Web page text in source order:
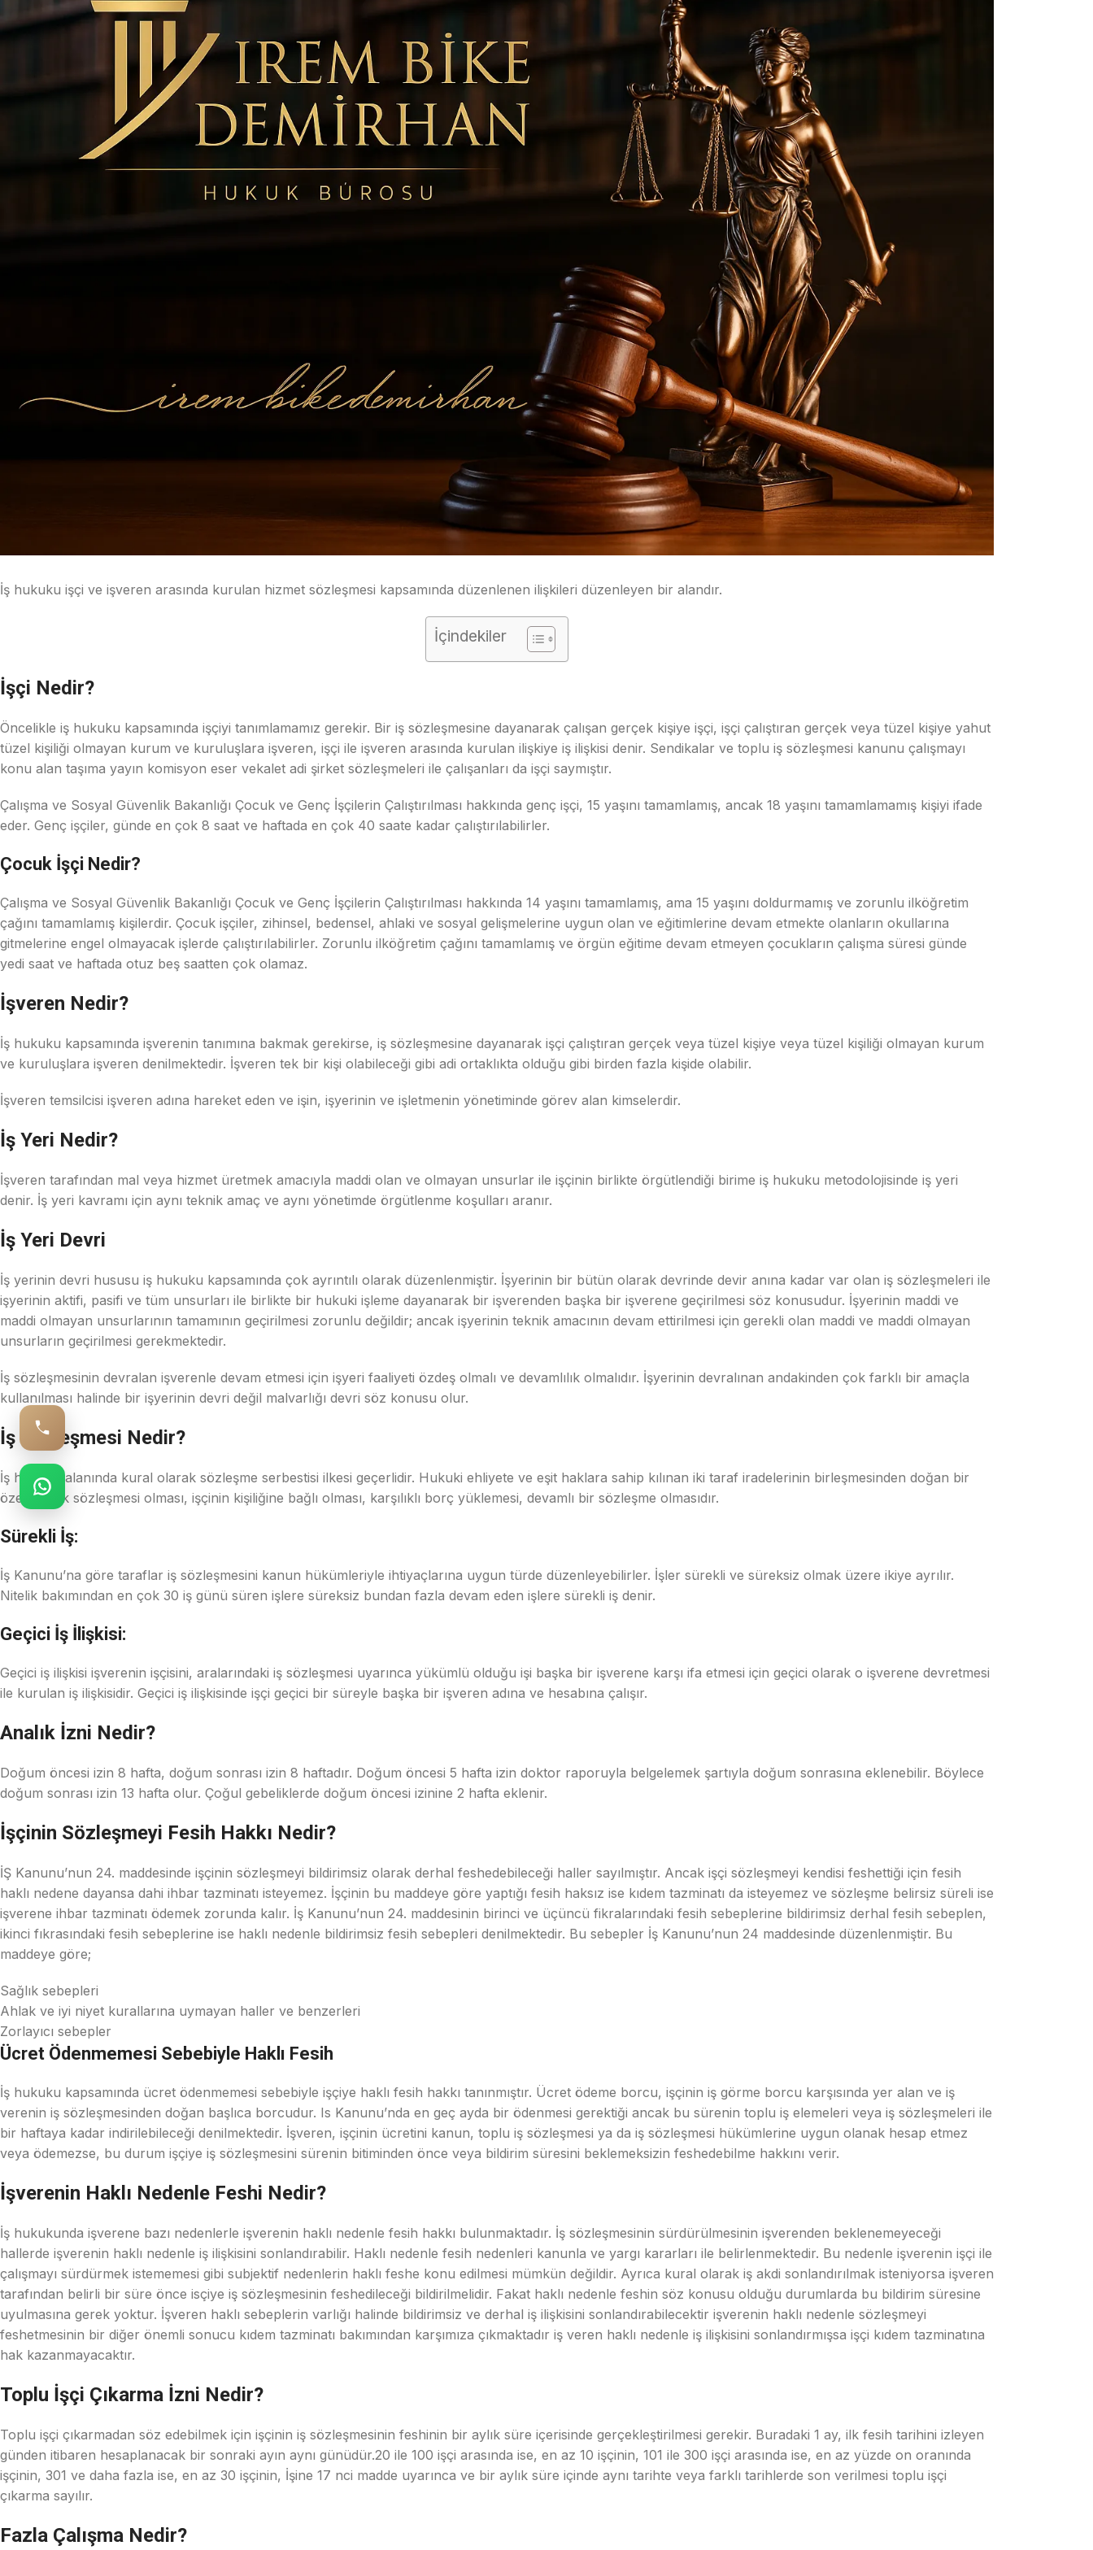
İş hukuku işçi ve işveren arasında kurulan hizmet sözleşmesi kapsamında düzenlenen ilişkileri düzenleyen bir alandır.
İçindekiler
İşçi Nedir?
Öncelikle iş hukuku kapsamında işçiyi tanımlamamız gerekir. Bir iş sözleşmesine dayanarak çalışan gerçek kişiye işçi, işçi çalıştıran gerçek veya tüzel kişiye yahut
tüzel kişiliği olmayan kurum ve kuruluşlara işveren, işçi ile işveren arasında kurulan ilişkiye iş ilişkisi denir. Sendikalar ve toplu iş sözleşmesi kanunu çalışmayı
konu alan taşıma yayın komisyon eser vekalet adi şirket sözleşmeleri ile çalışanları da işçi saymıştır.
Çalışma ve Sosyal Güvenlik Bakanlığı Çocuk ve Genç İşçilerin Çalıştırılması hakkında genç işçi, 15 yaşını tamamlamış, ancak 18 yaşını tamamlamamış kişiyi ifade
eder. Genç işçiler, günde en çok 8 saat ve haftada en çok 40 saate kadar çalıştırılabilirler.
Çocuk İşçi Nedir?
Çalışma ve Sosyal Güvenlik Bakanlığı Çocuk ve Genç İşçilerin Çalıştırılması hakkında 14 yaşını tamamlamış, ama 15 yaşını doldurmamış ve zorunlu ilköğretim
çağını tamamlamış kişilerdir. Çocuk işçiler, zihinsel, bedensel, ahlaki ve sosyal gelişmelerine uygun olan ve eğitimlerine devam etmekte olanların okullarına
gitmelerine engel olmayacak işlerde çalıştırılabilirler. Zorunlu ilköğretim çağını tamamlamış ve örgün eğitime devam etmeyen çocukların çalışma süresi günde
yedi saat ve haftada otuz beş saatten çok olamaz.
İşveren Nedir?
İş hukuku kapsamında işverenin tanımına bakmak gerekirse, iş sözleşmesine dayanarak işçi çalıştıran gerçek veya tüzel kişiye veya tüzel kişiliği olmayan kurum
ve kuruluşlara işveren denilmektedir. İşveren tek bir kişi olabileceği gibi adi ortaklıkta olduğu gibi birden fazla kişide olabilir.
İşveren temsilcisi işveren adına hareket eden ve işin, işyerinin ve işletmenin yönetiminde görev alan kimselerdir.
İş Yeri Nedir?
İşveren tarafından mal veya hizmet üretmek amacıyla maddi olan ve olmayan unsurlar ile işçinin birlikte örgütlendiği birime iş hukuku metodolojisinde iş yeri
denir. İş yeri kavramı için aynı teknik amaç ve aynı yönetimde örgütlenme koşulları aranır.
İş Yeri Devri
İş yerinin devri hususu iş hukuku kapsamında çok ayrıntılı olarak düzenlenmiştir. İşyerinin bir bütün olarak devrinde devir anına kadar var olan iş sözleşmeleri ile
işyerinin aktifi, pasifi ve tüm unsurları ile birlikte bir hukuki işleme dayanarak bir işverenden başka bir işverene geçirilmesi söz konusudur. İşyerinin maddi ve
maddi olmayan unsurlarının tamamının geçirilmesi zorunlu değildir; ancak işyerinin teknik amacının devam ettirilmesi için gerekli olan maddi ve maddi olmayan
unsurların geçirilmesi gerekmektedir.
İş sözleşmesinin devralan işverenle devam etmesi için işyeri faaliyeti özdeş olmalı ve devamlılık olmalıdır. İşyerinin devralınan andakinden çok farklı bir amaçla
kullanılması halinde bir işyerinin devri değil malvarlığı devri söz konusu olur.
İş Sözleşmesi Nedir?
İş hukuku alanında kural olarak sözleşme serbestisi ilkesi geçerlidir. Hukuki ehliyete ve eşit haklara sahip kılınan iki taraf iradelerinin birleşmesinden doğan bir
özel hukuk sözleşmesi olması, işçinin kişiliğine bağlı olması, karşılıklı borç yüklemesi, devamlı bir sözleşme olmasıdır.
Sürekli İş:
İş Kanunu’na göre taraflar iş sözleşmesini kanun hükümleriyle ihtiyaçlarına uygun türde düzenleyebilirler. İşler sürekli ve süreksiz olmak üzere ikiye ayrılır.
Nitelik bakımından en çok 30 iş günü süren işlere süreksiz bundan fazla devam eden işlere sürekli iş denir.
Geçici İş İlişkisi:
Geçici iş ilişkisi işverenin işçisini, aralarındaki iş sözleşmesi uyarınca yükümlü olduğu işi başka bir işverene karşı ifa etmesi için geçici olarak o işverene devretmesi
ile kurulan iş ilişkisidir. Geçici iş ilişkisinde işçi geçici bir süreyle başka bir işveren adına ve hesabına çalışır.
Analık İzni Nedir?
Doğum öncesi izin 8 hafta, doğum sonrası izin 8 haftadır. Doğum öncesi 5 hafta izin doktor raporuyla belgelemek şartıyla doğum sonrasına eklenebilir. Böylece
doğum sonrası izin 13 hafta olur. Çoğul gebeliklerde doğum öncesi izinine 2 hafta eklenir.
İşçinin Sözleşmeyi Fesih Hakkı Nedir?
İŞ Kanunu’nun 24. maddesinde işçinin sözleşmeyi bildirimsiz olarak derhal feshedebileceği haller sayılmıştır. Ancak işçi sözleşmeyi kendisi feshettiği için fesih
haklı nedene dayansa dahi ihbar tazminatı isteyemez. İşçinin bu maddeye göre yaptığı fesih haksız ise kıdem tazminatı da isteyemez ve sözleşme belirsiz süreli ise
işverene ihbar tazminatı ödemek zorunda kalır. İş Kanunu’nun 24. maddesinin birinci ve üçüncü fikralarındaki fesih sebeplerine bildirimsiz derhal fesih sebeplen,
ikinci fıkrasındaki fesih sebeplerine ise haklı nedenle bildirimsiz fesih sebepleri denilmektedir. Bu sebepler İş Kanunu’nun 24 maddesinde düzenlenmiştir. Bu
maddeye göre;
Sağlık sebepleri
Ahlak ve iyi niyet kurallarına uymayan haller ve benzerleri
Zorlayıcı sebepler
Ücret Ödenmemesi Sebebiyle Haklı Fesih
İş hukuku kapsamında ücret ödenmemesi sebebiyle işçiye haklı fesih hakkı tanınmıştır. Ücret ödeme borcu, işçinin iş görme borcu karşısında yer alan ve iş
verenin iş sözleşmesinden doğan başlıca borcudur. Is Kanunu’nda en geç ayda bir ödenmesi gerektiği ancak bu sürenin toplu iş elemeleri veya iş sözleşmeleri ile
bir haftaya kadar indirilebileceği denilmektedir. İşveren, işçinin ücretini kanun, toplu iş sözleşmesi ya da iş sözleşmesi hükümlerine uygun olanak hesap etmez
veya ödemezse, bu durum işçiye iş sözleşmesini sürenin bitiminden önce veya bildirim süresini beklemeksizin feshedebilme hakkını verir.
İşverenin Haklı Nedenle Feshi Nedir?
İş hukukunda işverene bazı nedenlerle işverenin haklı nedenle fesih hakkı bulunmaktadır. İş sözleşmesinin sürdürülmesinin işverenden beklenemeyeceği
hallerde işverenin haklı nedenle iş ilişkisini sonlandırabilir. Haklı nedenle fesih nedenleri kanunla ve yargı kararları ile belirlenmektedir. Bu nedenle işverenin işçi ile
çalışmayı sürdürmek istememesi gibi subjektif nedenlerin haklı feshe konu edilmesi mümkün değildir. Ayrıca kural olarak iş akdi sonlandırılmak isteniyorsa işveren
tarafından belirli bir süre önce isçiye iş sözleşmesinin feshedileceği bildirilmelidir. Fakat haklı nedenle feshin söz konusu olduğu durumlarda bu bildirim süresine
uyulmasına gerek yoktur. İşveren haklı sebeplerin varlığı halinde bildirimsiz ve derhal iş ilişkisini sonlandırabilecektir işverenin haklı nedenle sözleşmeyi
feshetmesinin bir diğer önemli sonucu kıdem tazminatı bakımından karşımıza çıkmaktadır iş veren haklı nedenle iş ilişkisini sonlandırmışsa işçi kıdem tazminatına
hak kazanmayacaktır.
Toplu İşçi Çıkarma İzni Nedir?
Toplu işçi çıkarmadan söz edebilmek için işçinin iş sözleşmesinin feshinin bir aylık süre içerisinde gerçekleştirilmesi gerekir. Buradaki 1 ay, ilk fesih tarihini izleyen
günden itibaren hesaplanacak bir sonraki ayın aynı günüdür.20 ile 100 işçi arasında ise, en az 10 işçinin, 101 ile 300 işçi arasında ise, en az yüzde on oranında
işçinin, 301 ve daha fazla ise, en az 30 işçinin, İşine 17 nci madde uyarınca ve bir aylık süre içinde aynı tarihte veya farklı tarihlerde son verilmesi toplu işçi
çıkarma sayılır.
Fazla Çalışma Nedir?